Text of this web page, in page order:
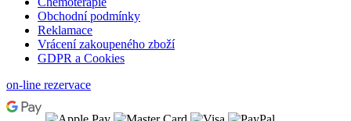
Obchodní podmínky
Reklamace
Vrácení zakoupeného zboží
GDPR a Cookies
on-line rezervace